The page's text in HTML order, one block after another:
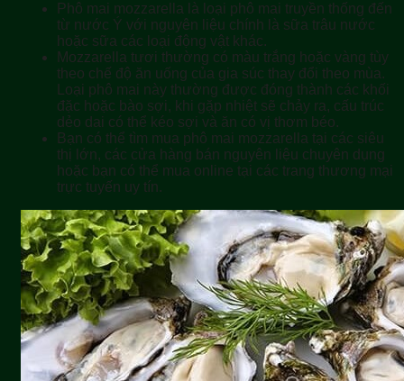
Phô mai mozzarella là loại phô mai truyền thống đến
từ nước Ý với nguyên liệu chính là sữa trâu nước
hoặc sữa các loại động vật khác.
Mozzarella tươi thường có màu trắng hoặc vàng tùy
theo chế độ ăn uống của gia súc thay đổi theo mùa.
Loại phô mai này thường được đóng thành các khối
đặc hoặc bào sợi, khi gặp nhiệt sẽ chảy ra, cấu trúc
dẻo dai có thể kéo sợi và ăn có vị thơm béo.
Bạn có thể tìm mua phô mai mozzarella tại các siêu
thị lớn, các cửa hàng bán nguyên liệu chuyên dụng
hoặc bạn có thể mua online tại các trang thương mại
trực tuyến uy tín.